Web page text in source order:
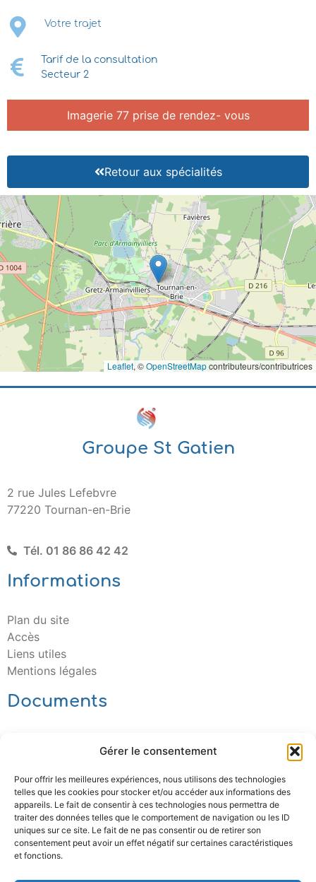
Gérer le consentement
Pour offrir les meilleures expériences, nous utilisons des technologies
telles que les cookies pour stocker et/ou accéder aux informations des
appareils. Le fait de consentir à ces technologies nous permettra de
traiter des données telles que le comportement de navigation ou les ID
uniques sur ce site. Le fait de ne pas consentir ou de retirer son
consentement peut avoir un effet négatif sur certaines caractéristiques
et fonctions.
Votre trajet
Tarif de la consultation
Secteur 2
Imagerie 77 prise de rendez- vous
Retour aux spécialités
Leaflet, ©OpenStreetMapcontributeurs/contributrices
Groupe St Gatien
2 rue Jules Lefebvre
77220 Tournan-en-Brie
Tél. 01 86 86 42 42
Informations
Plan du site
Accès
Liens utiles
Mentions légales
Documents